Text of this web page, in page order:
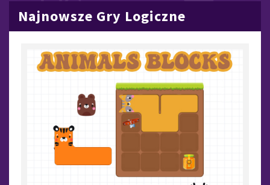
Najnowsze Gry Logiczne